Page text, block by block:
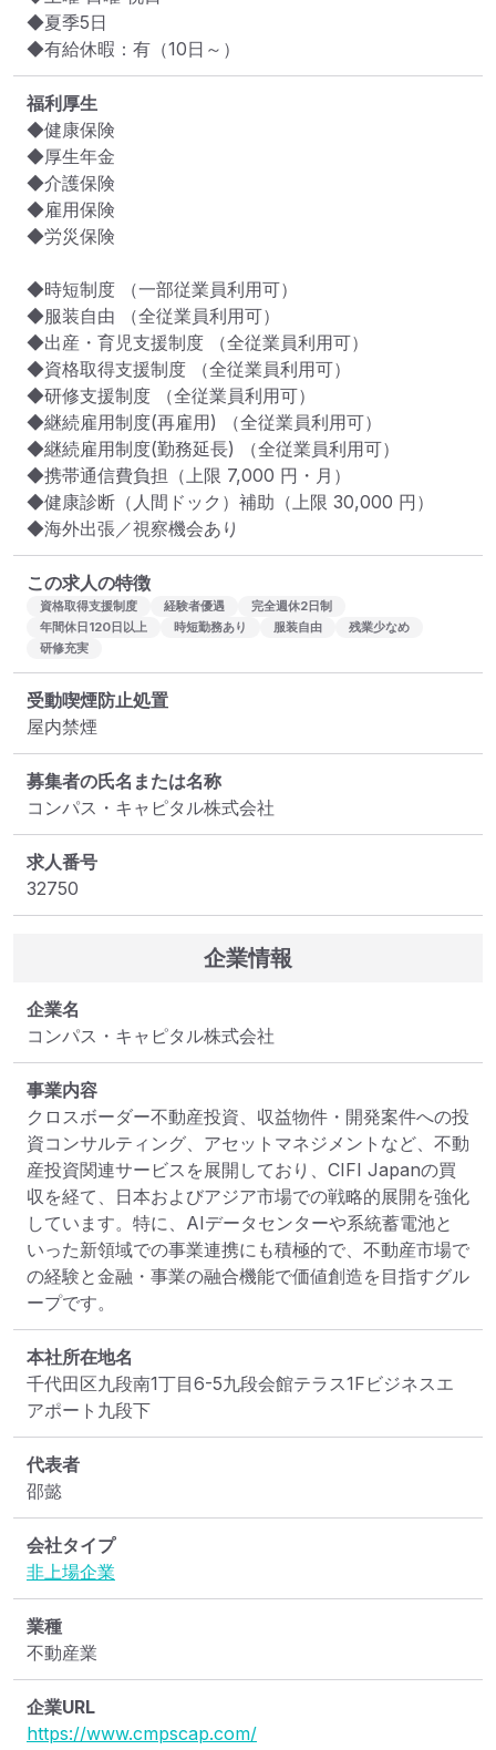
◆夏季5日
◆有給休暇：有（10日～）
福利厚生
◆健康保険
◆厚生年金
◆介護保険
◆雇用保険
◆労災保険
◆時短制度 （一部従業員利用可）
◆服装自由 （全従業員利用可）
◆出産・育児支援制度 （全従業員利用可）
◆資格取得支援制度 （全従業員利用可）
◆研修支援制度 （全従業員利用可）
◆継続雇用制度(再雇用) （全従業員利用可）
◆継続雇用制度(勤務延長) （全従業員利用可）
◆携帯通信費負担（上限 7,000 円・月）
◆健康診断（人間ドック）補助（上限 30,000 円）
◆海外出張／視察機会あり
この求人の特徴
資格取得支援制度 経験者優遇
完全週休2日制
年間休日120日以上
時短勤務あり 服装自由
残業少なめ
研修充実
受動喫煙防止処置
屋内禁煙
募集者の氏名または名称
コンパス・キャピタル株式会社
求人番号
32750
企業情報
企業名
コンパス・キャピタル株式会社
事業内容
クロスボーダー不動産投資、収益物件・開発案件への投
資コンサルティング、アセットマネジメントなど、不動
産投資関連サービスを展開しており、CIFI Japanの買
収を経て、日本およびアジア市場での戦略的展開を強化
しています。特に、AIデータセンターや系統蓄電池と
いった新領域での事業連携にも積極的で、不動産市場で
の経験と金融・事業の融合機能で価値創造を目指すグル
ープです。
本社所在地名
千代田区九段南1丁目6-5九段会館テラス1Fビジネスエ
アポート九段下
代表者
邵懿
会社タイプ
非上場企業
業種
不動産業
企業URL
https://www.cmpscap.com/